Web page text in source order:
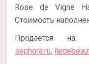
Rose de Vigne
Стоимость
Продается на:
sephora.ru,